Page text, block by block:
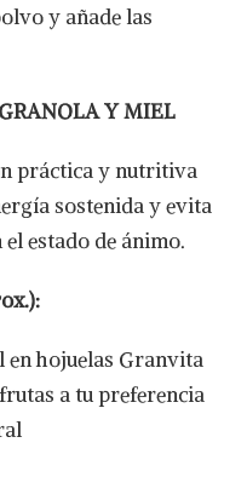
y añade las
Y MIEL
práctica y nutritiva
sostenida y evita
estado de ánimo.
en hojuelas Granvita
a tu preferencia